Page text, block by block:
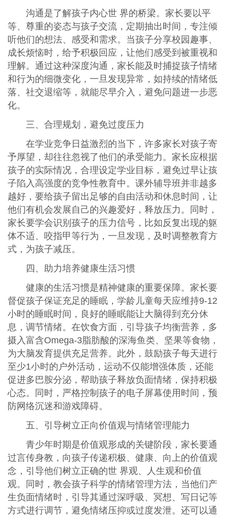
沟通是了解孩子内心世 界的桥梁。家长要以平
等、尊重的姿态与孩子交流，定期抽出时间，专注倾
听他们的想法、感受和需求。当孩子分享校园趣事、
成长烦恼时，给予积极回应，让他们感受到被重视和
理解。通过这种深度沟通，家长能及时捕捉孩子情绪
和行为的细微变化，一旦发现异常，如持续的情绪低
落、社交退缩等，就能尽早介入，避免问题进一步恶
化。
三、合理规划，避免过度压力
在学业竞争日益激烈的当下，许多家长对孩子寄
予厚望，却往往忽视了他们的承受能力。家长应根据
孩子的实际情况，合理设定学业目标，避免过早让孩
子陷入高强度的竞争性教育中。课外辅导班并非越多
越好，要给孩子留出足够的自由活动和休息时间，让
他们有机会发展自己的兴趣爱好，释放压力。同时，
家长要学会识别孩子的压力信号，比如反复出现的躯
体不适、咬指甲等行为，一旦发现，及时调整教育方
式，为孩子减压。
四、助力培养健康生活习惯
健康的生活习惯是精神健康的重要保障。家长要
督促孩子保证充足的睡眠，学龄儿童每天应维持9-12
小时的睡眠时间，良好的睡眠能让大脑得到充分休
息，调节情绪。在饮食方面，引导孩子均衡营养，多
摄入富含Omega-3脂肪酸的深海鱼类、坚果等食物，
为大脑发育提供充足营养。此外，鼓励孩子每天进行
至少1小时的户外活动，运动不仅能增强体质，还能
促进多巴胺分泌，帮助孩子释放负面情绪，保持积极
心态。同时，严格控制孩子的电子屏幕使用时间，预
防网络沉迷和游戏障碍。
五、引导树立正向价值观与情绪管理能力
青少年时期是价值观形成的关键阶段，家长要通
过言传身教，向孩子传递积极、健康、向上的价值观
念，引导他们树立正确的世 界观、人生观和价值
观。同时，教会孩子科学的情绪管理方法，当他们产
生负面情绪时，引导其通过深呼吸、冥想、写日记等
方式进行调节，避免情绪压抑或过度发泄。还可以通